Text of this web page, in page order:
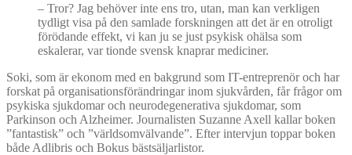
– Tror? Jag behöver inte ens tro, utan, man kan verkligen
tydligt visa på den samlade forskningen att det är en otroligt
förödande effekt, vi kan ju se just psykisk ohälsa som
eskalerar, var tionde svensk knaprar mediciner.
Soki, som är ekonom med en bakgrund som IT-entreprenör och har
forskat på organisationsförändringar inom sjukvården, får frågor om
psykiska sjukdomar och neurodegenerativa sjukdomar, som
Parkinson och Alzheimer. Journalisten Suzanne Axell kallar boken
”fantastisk” och ”världsomvälvande”. Efter intervjun toppar boken
både Adlibris och Bokus bästsäljarlistor.